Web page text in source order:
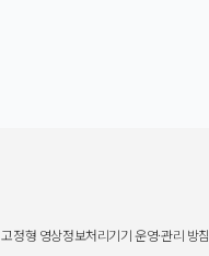
고정형 영상정보처리기기 운영·관리 방침